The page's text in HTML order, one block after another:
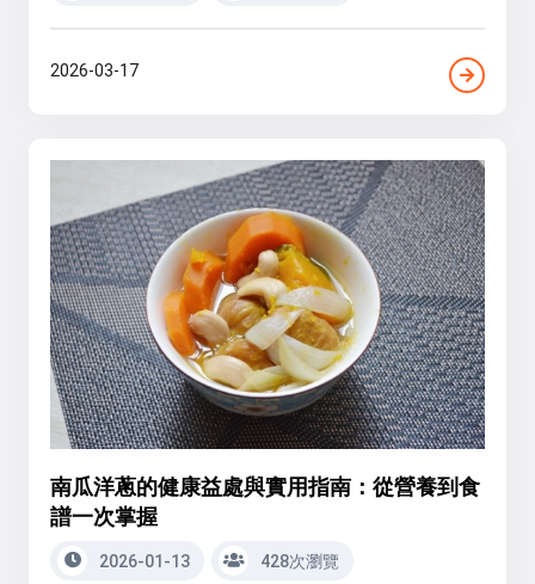
2026-03-17
南瓜洋蔥的健康益處與實用指南：從營養到食
譜一次掌握
2026-01-13 428次瀏覽